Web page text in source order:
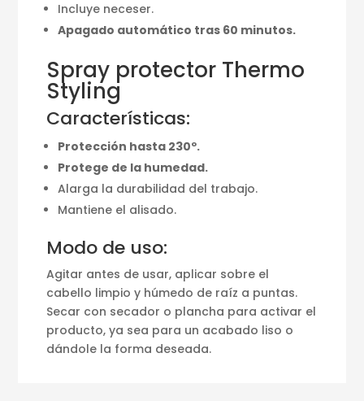
Incluye neceser.
Apagado automático tras 60 minutos.
Spray protector Thermo
Styling
Características:
Protección hasta 230º.
Protege de la humedad.
Alarga la durabilidad del trabajo.
Mantiene el alisado.
Modo de uso:
Agitar antes de usar, aplicar sobre el
cabello limpio y húmedo de raíz a puntas.
Secar con secador o plancha para activar el
producto, ya sea para un acabado liso o
dándole la forma deseada.